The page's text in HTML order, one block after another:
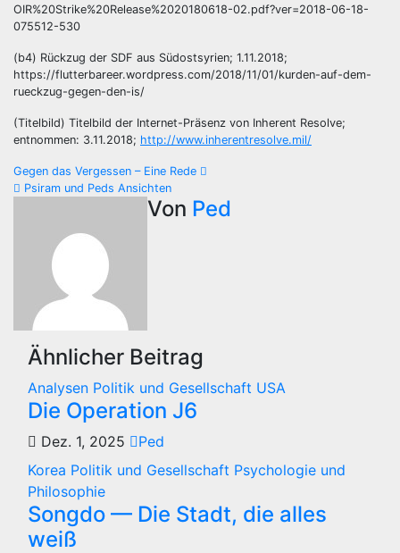
OIR%20Strike%20Release%2020180618-02.pdf?ver=2018-06-18-
075512-530
(b4) Rückzug der SDF aus Südostsyrien; 1.11.2018;
https://flutterbareer.wordpress.com/2018/11/01/kurden-auf-dem-
rueckzug-gegen-den-is/
(Titelbild) Titelbild der Internet-Präsenz von Inherent Resolve;
entnommen: 3.11.2018; http://www.inherentresolve.mil/
Beitragsnavigation
Gegen das Vergessen – Eine Rede
Psiram und Peds Ansichten
Von Ped
Ähnlicher Beitrag
Analysen Politik und Gesellschaft USA
Die Operation J6
Dez. 1, 2025
Ped
Korea Politik und Gesellschaft Psychologie und
Philosophie
Songdo — Die Stadt, die alles
weiß